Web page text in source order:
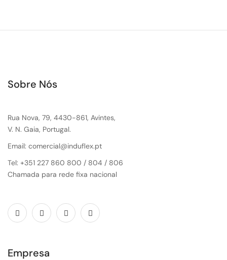
Sobre Nós
Rua Nova, 79, 4430-861, Avintes,
V. N. Gaia, Portugal.
Email: comercial@induflex.pt
Tel: +351 227 860 800 / 804 / 806
Chamada para rede fixa nacional
Empresa